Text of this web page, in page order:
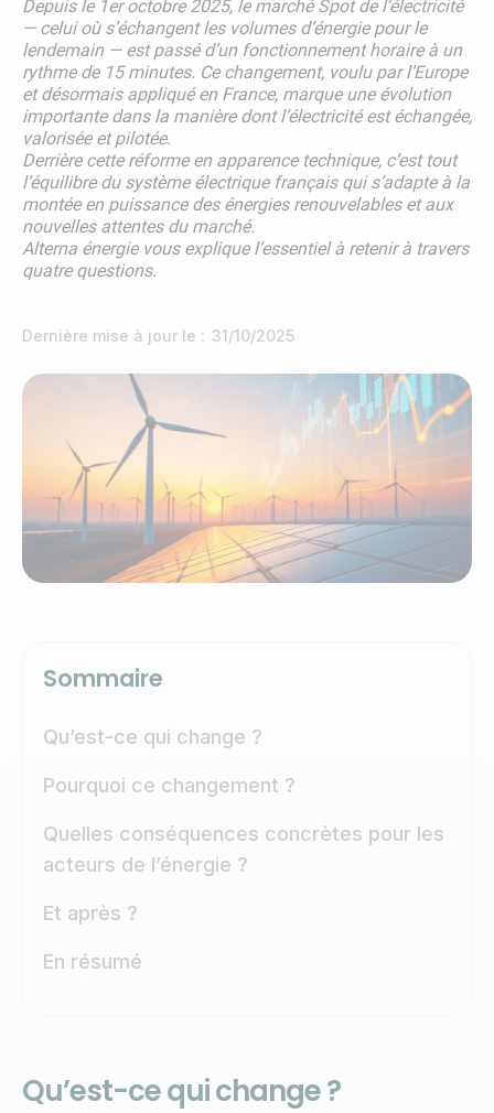
Depuis le 1er octobre 2025, le marché Spot de l’électricité
— celui où s’échangent les volumes d’énergie pour le
lendemain — est passé d’un fonctionnement horaire à un
rythme de 15 minutes. Ce changement, voulu par l’Europe
et désormais appliqué en France, marque une évolution
importante dans la manière dont l’électricité est échangée,
valorisée et pilotée.
Derrière cette réforme en apparence technique, c’est tout
l’équilibre du système électrique français qui s’adapte à la
montée en puissance des énergies renouvelables et aux
nouvelles attentes du marché.
Alterna énergie vous explique l’essentiel à retenir à travers
quatre questions.
Dernière mise à jour le : 31/10/2025
Sommaire
Qu’est-ce qui change ?
Pourquoi ce changement ?
Quelles conséquences concrètes pour les
acteurs de l’énergie ?
Et après ?
En résumé
Qu’est-ce qui change ?